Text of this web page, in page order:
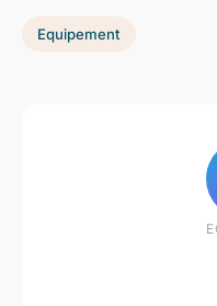
Equipement